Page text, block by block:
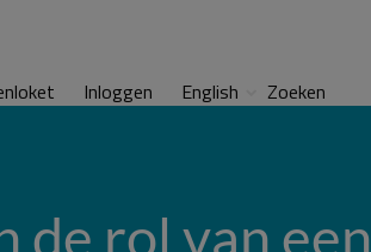
Inloggen English Zoeken
de rol van een